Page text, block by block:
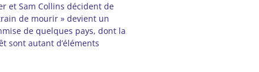
et Sam Collins décident de
de mourir » devient un
de quelques pays, dont la
sont autant d’éléments